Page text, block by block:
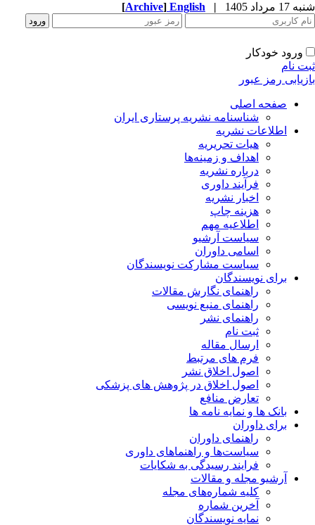
مرداد 1405 |
English
[Archive]
ورود خودکار
نام
رمز عبور
صفحه اصلی
شناسنامه نشریه پرستاری ایران
اطلاعات نشریه
هیات تحریریه
اهداف و زمینه‌ها
درباره نشریه
فرآیند داوری
اخبار نشریه
هزینه چاپ
اطلاعیه مهم
سیاست آرشیو
اسامی داوران
سیاست مشارکت نویسندگان
برای نویسندگان
راهنمای نگارش مقالات
راهنمای منبع نویسی
راهنمای نشر
ثبت نام
ارسال مقاله
فرم های مرتبط
اصول اخلاق نشر
اصول اخلاق در پژوهش های پزشکی
تعارض منافع
بانک ها و نمایه نامه ها
برای داوران
راهنمای داوران
سیاست‌ها و راهنماهای داوری
فرایند رسیدگی به شکایات
آرشیو مجله و مقالات
کلیه شماره‌های مجله
آخرین شماره
نمایه نویسندگان